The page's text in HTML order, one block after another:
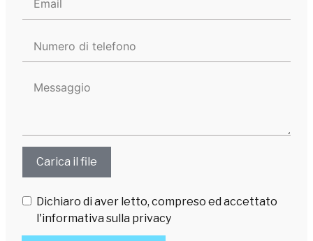
Carica il file
Dichiaro di aver letto, compreso ed accettato
l'informativa sulla privacy